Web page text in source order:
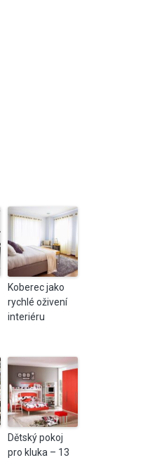
Koberec jako
rychlé oživení
interiéru
Dětský pokoj
pro kluka – 13